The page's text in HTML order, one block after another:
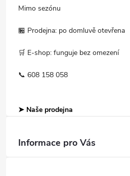
Mimo sezónu
🏪 Prodejna: po domluvě otevřena
🛒 E-shop: funguje bez omezení
📞 608 158 058
➤ Naše prodejna
Informace pro Vás